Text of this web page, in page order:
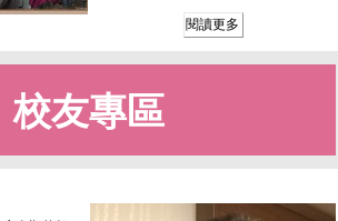
閱讀更多
校友專區